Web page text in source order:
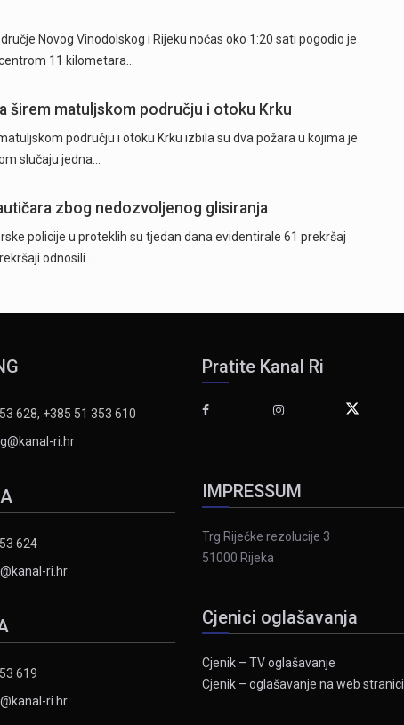
Novog Vinodolskog i Rijeku noćas oko 1:20 sati pogodio je
11 kilometara…
širem matuljskom području i otoku Krku
području i otoku Krku izbila su dva požara u kojima je
slučaju jedna…
zbog nedozvoljenog glisiranja
policije u proteklih su tjedan dana evidentirale 61 prekršaj
odnosili…
628, +385 51 353 610
ri.hr
624
ri.hr
619
ri.hr
Pratite Kanal Ri
IMPRESSUM
Trg Riječke rezolucije 3
51000 Rijeka
Cjenici oglašavanja
Cjenik – TV oglašavanje
Cjenik – oglašavanje na web stranici